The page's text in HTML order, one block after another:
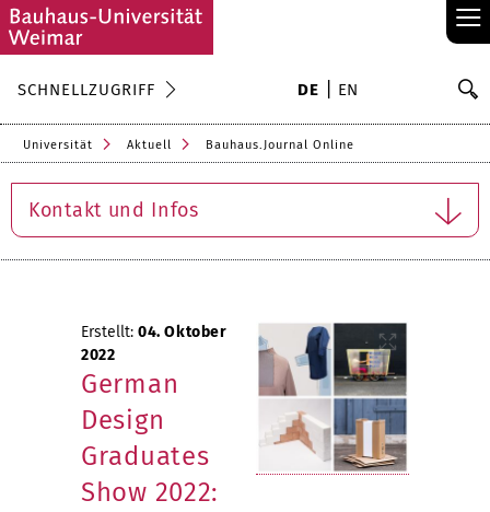
≡
SCHNELLZUGRIFF DE EN
Universität Aktuell Bauhaus.Journal Online
Kontakt und Infos
Erstellt: 04. Oktober
2022
German
Design
Graduates
Show 2022: